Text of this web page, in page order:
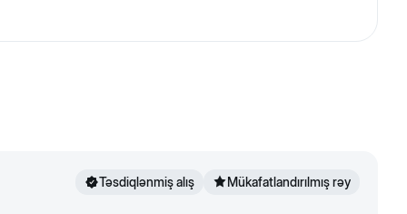
Təsdiqlənmiş alış Mükafatlandırılmış rəy